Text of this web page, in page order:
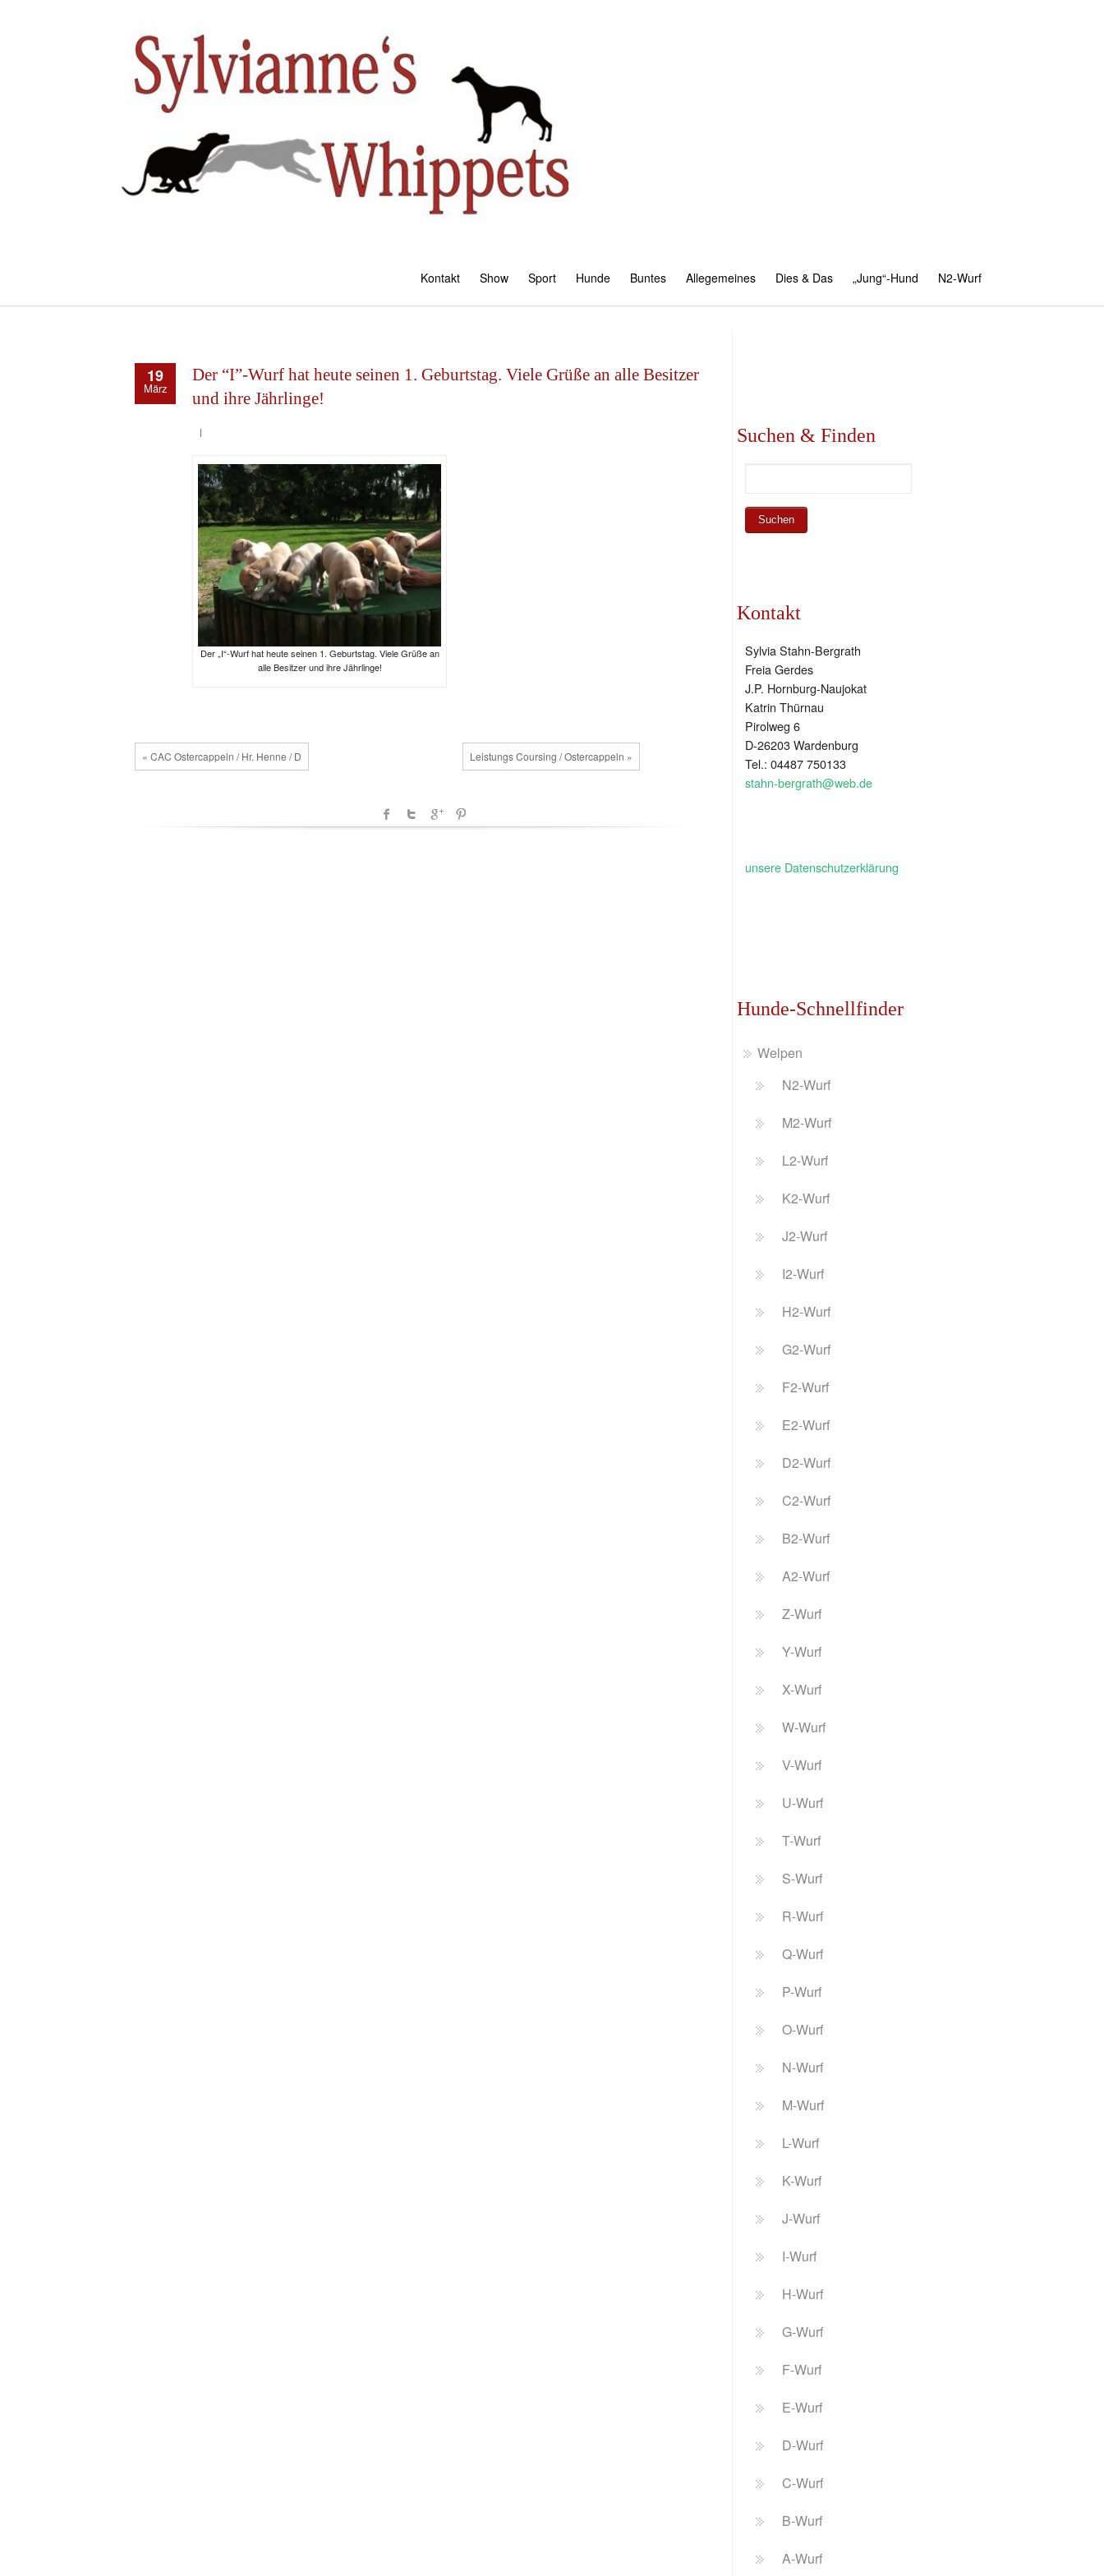
Kontakt Show Sport Hunde Buntes Allegemeines Dies & Das „Jung“-Hund N2-Wurf
19
März
Der “I”-Wurf hat heute seinen 1. Geburtstag. Viele Grüße an alle Besitzer
und ihre Jährlinge!
Der „I“-Wurf hat heute seinen 1. Geburtstag. Viele Grüße an
alle Besitzer und ihre Jährlinge!
« CAC Ostercappeln / Hr. Henne / D Leistungs Coursing / Ostercappeln »
Suchen & Finden
Kontakt
Sylvia Stahn-Bergrath
Freia Gerdes
J.P. Hornburg-Naujokat
Katrin Thürnau
Pirolweg 6
D-26203 Wardenburg
Tel.: 04487 750133
stahn-bergrath@web.de
unsere Datenschutzerklärung
Hunde-Schnellfinder
Welpen
N2-Wurf
M2-Wurf
L2-Wurf
K2-Wurf
J2-Wurf
I2-Wurf
H2-Wurf
G2-Wurf
F2-Wurf
E2-Wurf
D2-Wurf
C2-Wurf
B2-Wurf
A2-Wurf
Z-Wurf
Y-Wurf
X-Wurf
W-Wurf
V-Wurf
U-Wurf
T-Wurf
S-Wurf
R-Wurf
Q-Wurf
P-Wurf
O-Wurf
N-Wurf
M-Wurf
L-Wurf
K-Wurf
J-Wurf
I-Wurf
H-Wurf
G-Wurf
F-Wurf
E-Wurf
D-Wurf
C-Wurf
B-Wurf
A-Wurf